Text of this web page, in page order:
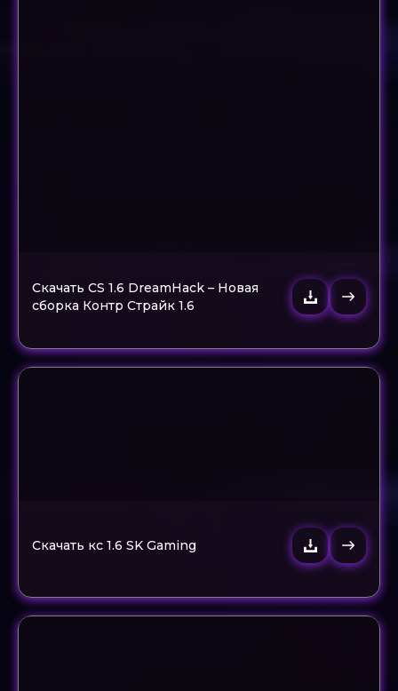
Скачать CS 1.6 DreamHack – Новая
сборка Контр Страйк 1.6
Скачать кс 1.6 SK Gaming